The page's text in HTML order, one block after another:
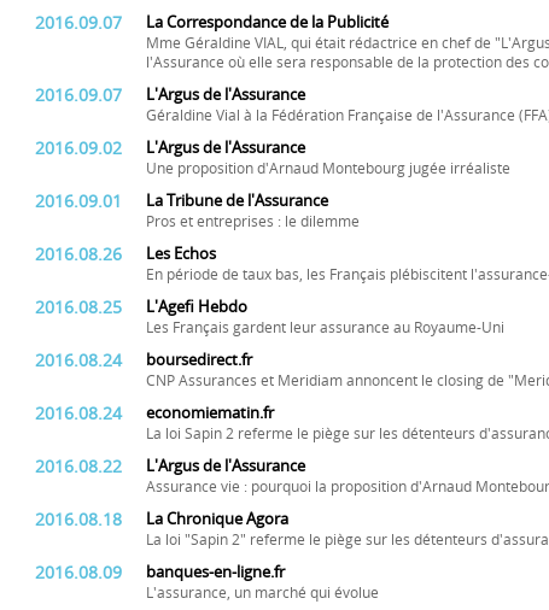
2016.09.07 La Correspondance de la Publicité
Mme Géraldine VIAL, qui était rédactrice en chef de
l'Assurance où elle sera responsable de la protection des
2016.09.07 L'Argus de l'Assurance
Géraldine Vial à la Fédération Française de l'Assurance
2016.09.02 L'Argus de l'Assurance
Une proposition d'Arnaud Montebourg jugée irréaliste
2016.09.01 La Tribune de l'Assurance
Pros et entreprises : le dilemme
2016.08.26 Les Echos
En période de taux bas, les Français plébiscitent
2016.08.25 L'Agefi Hebdo
Les Français gardent leur assurance au Royaume-Uni
2016.08.24 boursedirect.fr
CNP Assurances et Meridiam annoncent le closing de
2016.08.24 economiematin.fr
La loi Sapin 2 referme le piège sur les détenteurs
2016.08.22 L'Argus de l'Assurance
Assurance vie : pourquoi la proposition d'Arnaud
2016.08.18 La Chronique Agora
La loi "Sapin 2" referme le piège sur les détenteurs
2016.08.09 banques-en-ligne.fr
L'assurance, un marché qui évolue